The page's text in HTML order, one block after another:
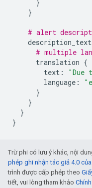
}
}
# alert
description_text
# multiple
translation {
text :
"Due
language :
}
}
}
}
Trừ phi có lưu ý khác, nội
phép ghi nhận tác giả 4.0
trình được cấp phép theo
tiết, vui lòng tham khảo